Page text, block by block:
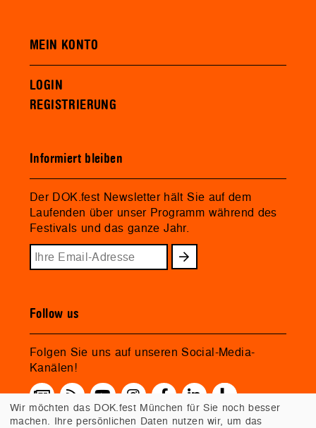
MEIN KONTO
LOGIN
REGISTRIERUNG
Informiert bleiben
Der DOK.fest Newsletter hält Sie auf dem
Laufenden über unser Programm während des
Festivals und das ganze Jahr.
Follow us
Folgen Sie uns auf unseren Social-Media-
Kanälen!
Wir möchten das DOK.fest München für Sie noch besser
machen. Ihre persönlichen Daten nutzen wir, um das